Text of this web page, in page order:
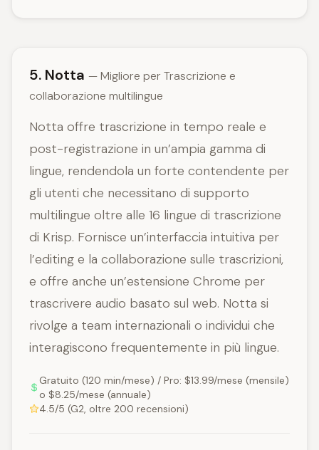
5. Notta — Migliore per Trascrizione e
collaborazione multilingue
Notta offre trascrizione in tempo reale e
post-registrazione in un’ampia gamma di
lingue, rendendola un forte contendente per
gli utenti che necessitano di supporto
multilingue oltre alle 16 lingue di trascrizione
di Krisp. Fornisce un’interfaccia intuitiva per
l’editing e la collaborazione sulle trascrizioni,
e offre anche un’estensione Chrome per
trascrivere audio basato sul web. Notta si
rivolge a team internazionali o individui che
interagiscono frequentemente in più lingue.
Gratuito (120 min/mese) / Pro: $13.99/mese (mensile)
o $8.25/mese (annuale)
4.5/5 (G2, oltre 200 recensioni)